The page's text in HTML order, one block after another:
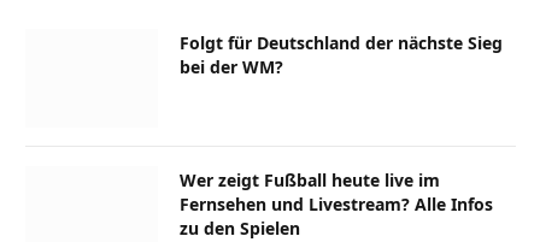
Folgt für Deutschland der nächste Sieg
bei der WM?
Wer zeigt Fußball heute live im
Fernsehen und Livestream? Alle Infos
zu den Spielen